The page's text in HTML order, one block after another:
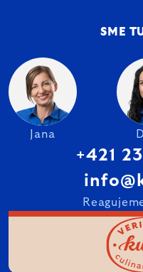
SME
Jana
+421